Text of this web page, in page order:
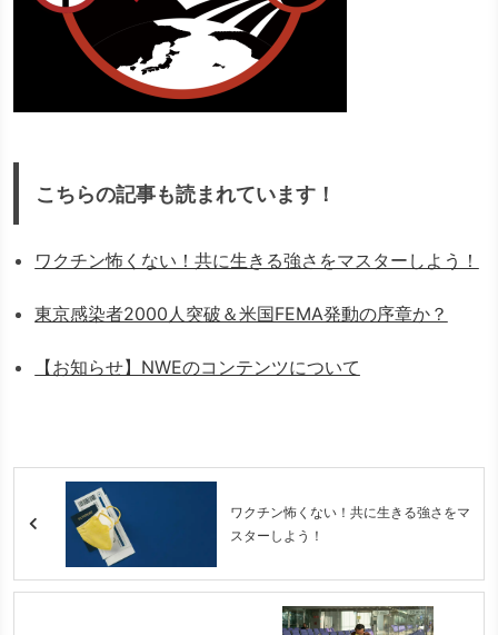
こちらの記事も読まれています！
ワクチン怖くない！共に生きる強さをマスターしよう！
東京感染者2000人突破＆米国FEMA発動の序章か？
【お知らせ】NWEのコンテンツについて
ワクチン怖くない！共に生きる強さをマ
スターしよう！